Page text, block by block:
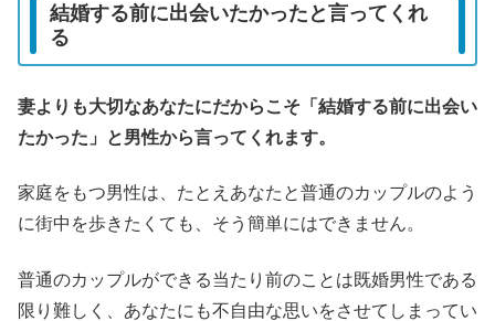
結婚する前に出会いたかったと言ってくれ
る
妻よりも大切なあなたにだからこそ「結婚する前に出会い
たかった」と男性から言ってくれます。
家庭をもつ男性は、たとえあなたと普通のカップルのよう
に街中を歩きたくても、そう簡単にはできません。
普通のカップルができる当たり前のことは既婚男性である
限り難しく、あなたにも不自由な思いをさせてしまってい